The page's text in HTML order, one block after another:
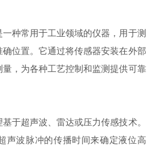
常用于工业领域的仪器，用于测
位置。它通过将传感器安装在外部
，为各种工艺控制和监测提供可靠
超声波、雷达或压力传感技术。
声波脉冲的传播时间来确定液位高